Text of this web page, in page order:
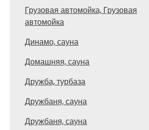
Грузовая автомойка, Грузовая
автомойка
Динамо, сауна
Домашняя, сауна
Дружба, турбаза
Дружбаня, сауна
Дружбаня, сауна